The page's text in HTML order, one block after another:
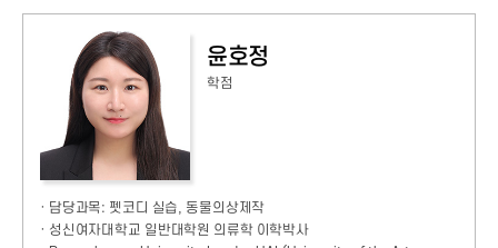
윤호정
학점
· 담당과목: 펫코디 실습, 동물의상제작
· 성신여자대학교 일반대학원 의류학 이학박사